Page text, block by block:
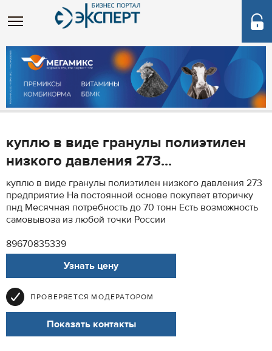
куплю в виде гранулы полиэтилен
низкого давления 273...
куплю в виде гранулы полиэтилен низкого давления 273
предприятие На постоянной основе покупает вторичку
пнд Месячная потребность до 70 тонн Есть возможность
самовывоза из любой точки России
89670835339
Узнать цену
ПРОВЕРЯЕТСЯ МОДЕРАТОРОМ
Показать контакты